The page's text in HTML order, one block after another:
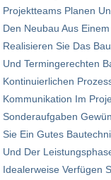
Projektteams Planen
Den Neubau Aus
Realisieren Sie Das
Und Termingerechten
Kontinuierlichen
Kommunikation Im
Sonderaufgaben
Sie Ein Gutes
Und Der
Idealerweise Verfügen